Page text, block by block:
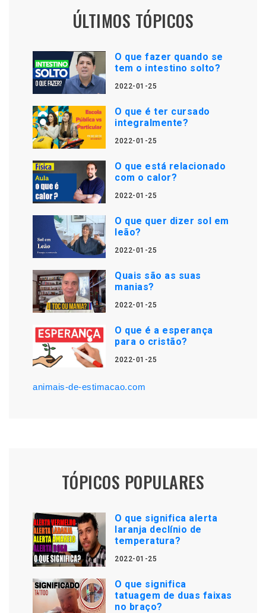
ÚLTIMOS TÓPICOS
O que fazer quando se
tem o intestino solto?
2022-01-25
O que é ter cursado
integralmente?
2022-01-25
O que está relacionado
com o calor?
2022-01-25
O que quer dizer sol em
leão?
2022-01-25
Quais são as suas
manias?
2022-01-25
O que é a esperança
para o cristão?
2022-01-25
animais-de-estimacao.com
TÓPICOS POPULARES
O que significa alerta
laranja declínio de
temperatura?
2022-01-25
O que significa
tatuagem de duas faixas
no braço?